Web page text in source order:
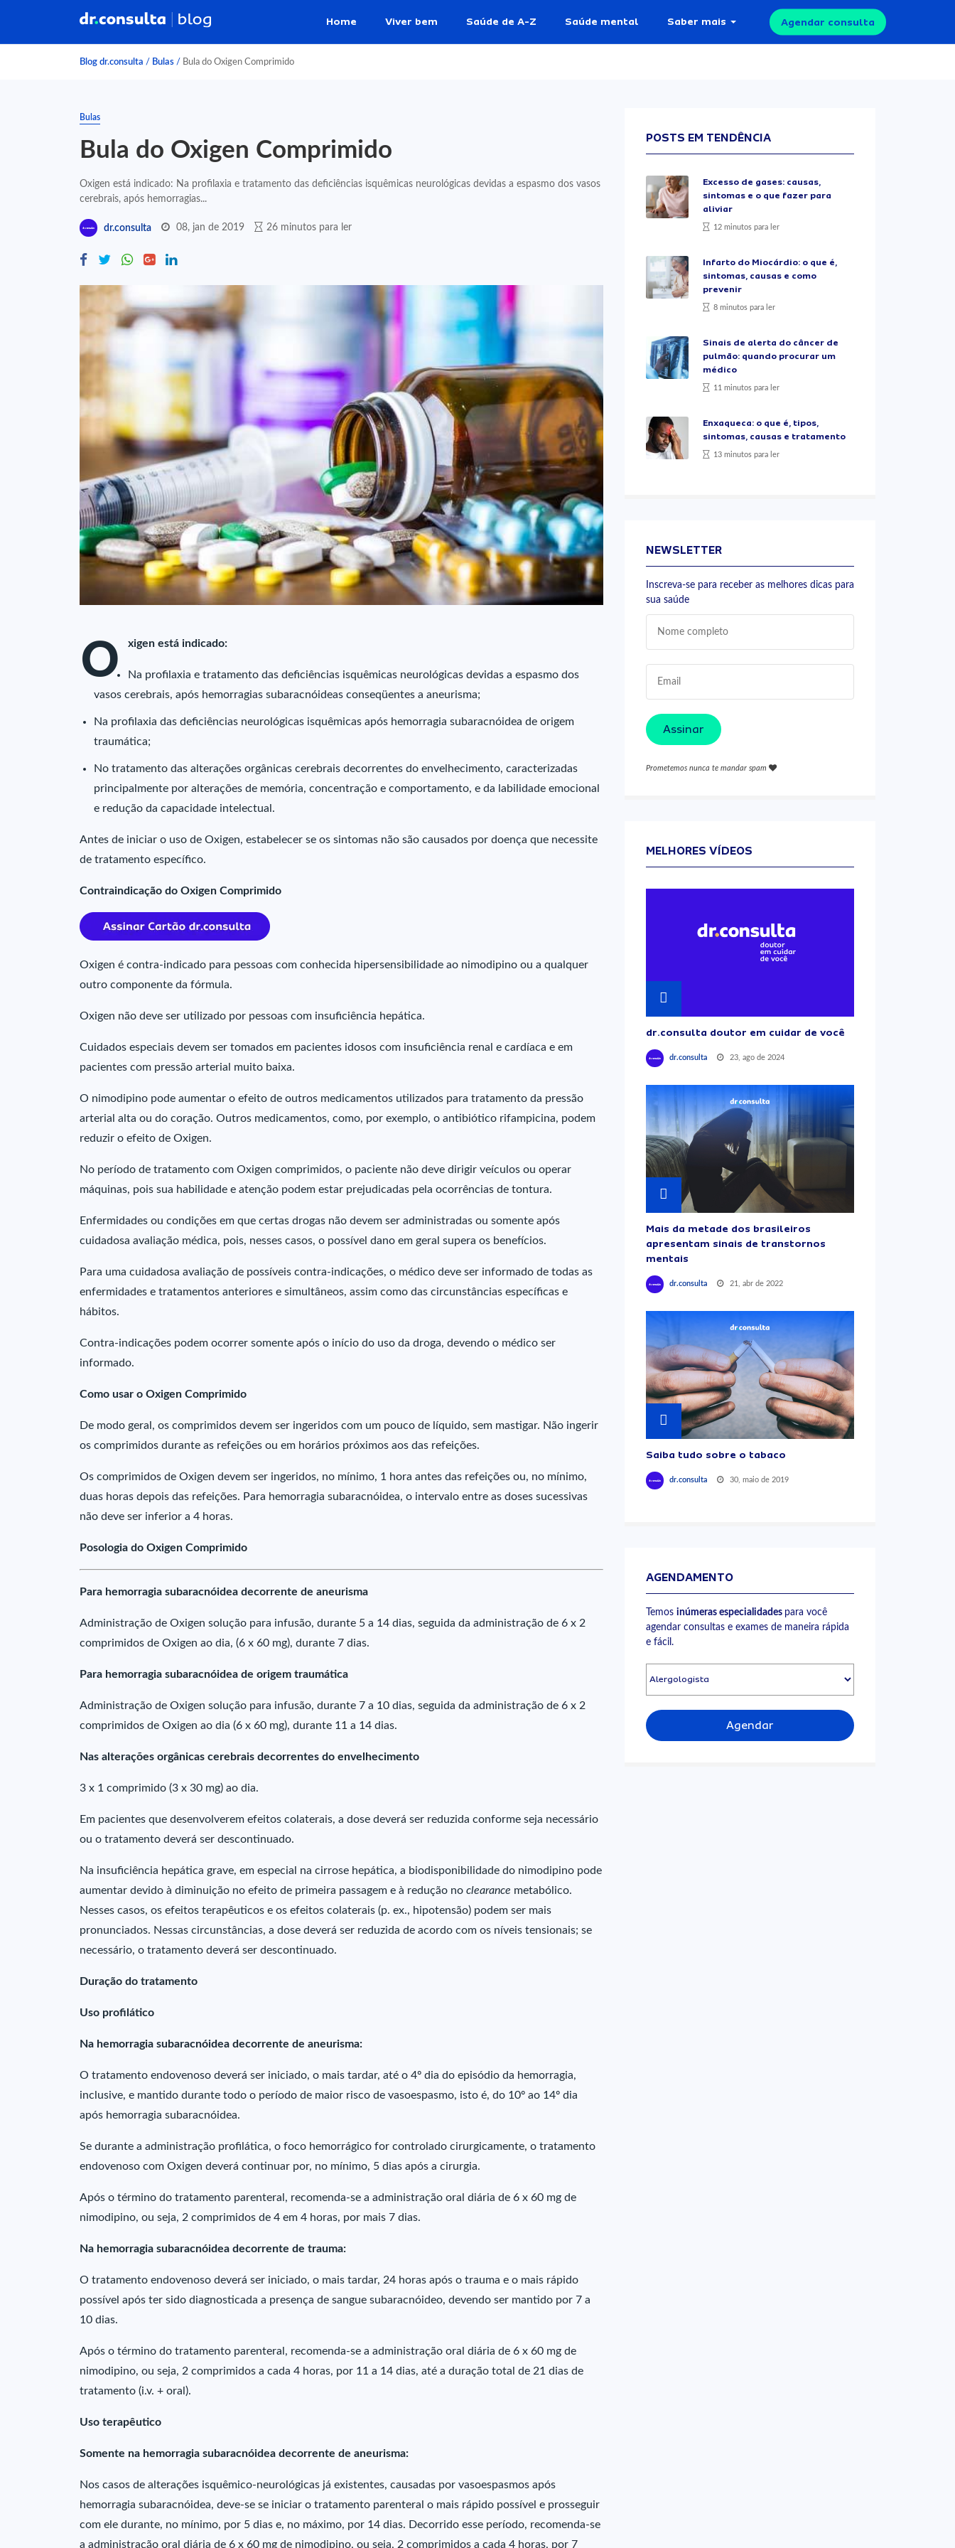
Home Viver bem Saúde de A-Z Saúde mental Saber mais Agendar consulta
Blog dr.consulta / Bulas / Bula do Oxigen Comprimido
Bulas
Bula do Oxigen Comprimido
Oxigen está indicado: Na profilaxia e tratamento das deficiências isquêmicas neurológicas devidas a espasmo dos vasos
cerebrais, após hemorragias...
dr.consulta 08, jan de 2019 26 minutos para ler
O xigen está indicado:
Na profilaxia e tratamento das deficiências isquêmicas neurológicas devidas a espasmo dos
vasos cerebrais, após hemorragias subaracnóideas conseqüentes a aneurisma;
Na profilaxia das deficiências neurológicas isquêmicas após hemorragia subaracnóidea de origem
traumática;
No tratamento das alterações orgânicas cerebrais decorrentes do envelhecimento, caracterizadas
principalmente por alterações de memória, concentração e comportamento, e da labilidade emocional
e redução da capacidade intelectual.
Antes de iniciar o uso de Oxigen, estabelecer se os sintomas não são causados por doença que necessite
de tratamento específico.
Contraindicação do Oxigen Comprimido
Oxigen é contra-indicado para pessoas com conhecida hipersensibilidade ao nimodipino ou a qualquer
outro componente da fórmula.
Oxigen não deve ser utilizado por pessoas com insuficiência hepática.
Cuidados especiais devem ser tomados em pacientes idosos com insuficiência renal e cardíaca e em
pacientes com pressão arterial muito baixa.
O nimodipino pode aumentar o efeito de outros medicamentos utilizados para tratamento da pressão
arterial alta ou do coração. Outros medicamentos, como, por exemplo, o antibiótico rifampicina, podem
reduzir o efeito de Oxigen.
No período de tratamento com Oxigen comprimidos, o paciente não deve dirigir veículos ou operar
máquinas, pois sua habilidade e atenção podem estar prejudicadas pela ocorrências de tontura.
Enfermidades ou condições em que certas drogas não devem ser administradas ou somente após
cuidadosa avaliação médica, pois, nesses casos, o possível dano em geral supera os benefícios.
Para uma cuidadosa avaliação de possíveis contra-indicações, o médico deve ser informado de todas as
enfermidades e tratamentos anteriores e simultâneos, assim como das circunstâncias específicas e
hábitos.
Contra-indicações podem ocorrer somente após o início do uso da droga, devendo o médico ser
informado.
Como usar o Oxigen Comprimido
De modo geral, os comprimidos devem ser ingeridos com um pouco de líquido, sem mastigar. Não ingerir
os comprimidos durante as refeições ou em horários próximos aos das refeições.
Os comprimidos de Oxigen devem ser ingeridos, no mínimo, 1 hora antes das refeições ou, no mínimo,
duas horas depois das refeições. Para hemorragia subaracnóidea, o intervalo entre as doses sucessivas
não deve ser inferior a 4 horas.
Posologia do Oxigen Comprimido
Para hemorragia subaracnóidea decorrente de aneurisma
Administração de Oxigen solução para infusão, durante 5 a 14 dias, seguida da administração de 6 x 2
comprimidos de Oxigen ao dia, (6 x 60 mg), durante 7 dias.
Para hemorragia subaracnóidea de origem traumática
Administração de Oxigen solução para infusão, durante 7 a 10 dias, seguida da administração de 6 x 2
comprimidos de Oxigen ao dia (6 x 60 mg), durante 11 a 14 dias.
Nas alterações orgânicas cerebrais decorrentes do envelhecimento
3 x 1 comprimido (3 x 30 mg) ao dia.
Em pacientes que desenvolverem efeitos colaterais, a dose deverá ser reduzida conforme seja necessário
ou o tratamento deverá ser descontinuado.
Na insuficiência hepática grave, em especial na cirrose hepática, a biodisponibilidade do nimodipino pode
aumentar devido à diminuição no efeito de primeira passagem e à redução no clearance metabólico.
Nesses casos, os efeitos terapêuticos e os efeitos colaterais (p. ex., hipotensão) podem ser mais
pronunciados. Nessas circunstâncias, a dose deverá ser reduzida de acordo com os níveis tensionais; se
necessário, o tratamento deverá ser descontinuado.
Duração do tratamento
Uso profilático
Na hemorragia subaracnóidea decorrente de aneurisma:
O tratamento endovenoso deverá ser iniciado, o mais tardar, até o 4º dia do episódio da hemorragia,
inclusive, e mantido durante todo o período de maior risco de vasoespasmo, isto é, do 10º ao 14º dia
após hemorragia subaracnóidea.
Se durante a administração profilática, o foco hemorrágico for controlado cirurgicamente, o tratamento
endovenoso com Oxigen deverá continuar por, no mínimo, 5 dias após a cirurgia.
Após o término do tratamento parenteral, recomenda-se a administração oral diária de 6 x 60 mg de
nimodipino, ou seja, 2 comprimidos de 4 em 4 horas, por mais 7 dias.
Na hemorragia subaracnóidea decorrente de trauma:
O tratamento endovenoso deverá ser iniciado, o mais tardar, 24 horas após o trauma e o mais rápido
possível após ter sido diagnosticada a presença de sangue subaracnóideo, devendo ser mantido por 7 a
10 dias.
Após o término do tratamento parenteral, recomenda-se a administração oral diária de 6 x 60 mg de
nimodipino, ou seja, 2 comprimidos a cada 4 horas, por 11 a 14 dias, até a duração total de 21 dias de
tratamento (i.v. + oral).
Uso terapêutico
Somente na hemorragia subaracnóidea decorrente de aneurisma:
Nos casos de alterações isquêmico-neurológicas já existentes, causadas por vasoespasmos após
hemorragia subaracnóidea, deve-se se iniciar o tratamento parenteral o mais rápido possível e prosseguir
com ele durante, no mínimo, por 5 dias e, no máximo, por 14 dias. Decorrido esse período, recomenda-se
a administração oral diária de 6 x 60 mg de nimodipino, ou seja, 2 comprimidos a cada 4 horas, por 7
POSTS EM TENDÊNCIA
Excesso de gases: causas,
sintomas e o que fazer para
aliviar
12 minutos para ler
Infarto do Miocárdio: o que é,
sintomas, causas e como
prevenir
8 minutos para ler
Sinais de alerta do câncer de
pulmão: quando procurar um
médico
11 minutos para ler
Enxaqueca: o que é, tipos,
sintomas, causas e tratamento
13 minutos para ler
NEWSLETTER
Inscreva-se para receber as melhores dicas para
sua saúde
Assinar
Prometemos nunca te mandar spam
MELHORES VÍDEOS
dr.consulta doutor em cuidar de você
dr.consulta 23, ago de 2024
Mais da metade dos brasileiros
apresentam sinais de transtornos
mentais
dr.consulta 21, abr de 2022
Saiba tudo sobre o tabaco
dr.consulta 30, maio de 2019
AGENDAMENTO
Temos inúmeras especialidades para você
agendar consultas e exames de maneira rápida
e fácil.
Agendar